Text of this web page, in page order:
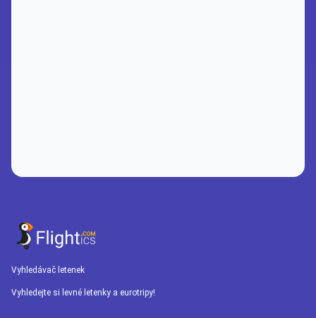
Vyhledávač letenek
Vyhledejte si levné letenky a eurotripy!